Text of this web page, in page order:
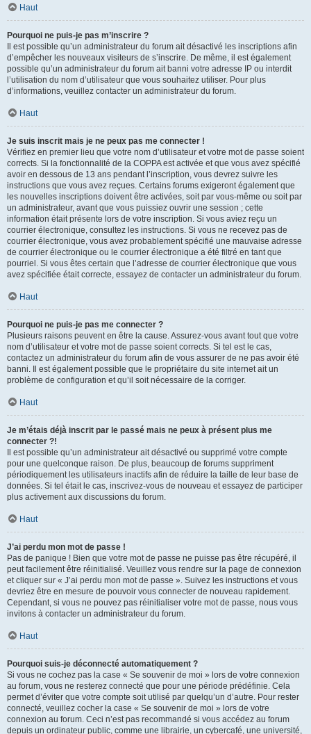
Haut
Pourquoi ne puis-je pas m’inscrire ?
Il est possible qu’un administrateur du forum ait désactivé les inscriptions afin
d’empêcher les nouveaux visiteurs de s’inscrire. De même, il est également
possible qu’un administrateur du forum ait banni votre adresse IP ou interdit
l’utilisation du nom d’utilisateur que vous souhaitez utiliser. Pour plus
d’informations, veuillez contacter un administrateur du forum.
Haut
Je suis inscrit mais je ne peux pas me connecter !
Vérifiez en premier lieu que votre nom d’utilisateur et votre mot de passe soient
corrects. Si la fonctionnalité de la COPPA est activée et que vous avez spécifié
avoir en dessous de 13 ans pendant l’inscription, vous devrez suivre les
instructions que vous avez reçues. Certains forums exigeront également que
les nouvelles inscriptions doivent être activées, soit par vous-même ou soit par
un administrateur, avant que vous puissiez ouvrir une session ; cette
information était présente lors de votre inscription. Si vous aviez reçu un
courrier électronique, consultez les instructions. Si vous ne recevez pas de
courrier électronique, vous avez probablement spécifié une mauvaise adresse
de courrier électronique ou le courrier électronique a été filtré en tant que
pourriel. Si vous êtes certain que l’adresse de courrier électronique que vous
avez spécifiée était correcte, essayez de contacter un administrateur du forum.
Haut
Pourquoi ne puis-je pas me connecter ?
Plusieurs raisons peuvent en être la cause. Assurez-vous avant tout que votre
nom d’utilisateur et votre mot de passe soient corrects. Si tel est le cas,
contactez un administrateur du forum afin de vous assurer de ne pas avoir été
banni. Il est également possible que le propriétaire du site internet ait un
problème de configuration et qu’il soit nécessaire de la corriger.
Haut
Je m’étais déjà inscrit par le passé mais ne peux à présent plus me
connecter ?!
Il est possible qu’un administrateur ait désactivé ou supprimé votre compte
pour une quelconque raison. De plus, beaucoup de forums suppriment
périodiquement les utilisateurs inactifs afin de réduire la taille de leur base de
données. Si tel était le cas, inscrivez-vous de nouveau et essayez de participer
plus activement aux discussions du forum.
Haut
J’ai perdu mon mot de passe !
Pas de panique ! Bien que votre mot de passe ne puisse pas être récupéré, il
peut facilement être réinitialisé. Veuillez vous rendre sur la page de connexion
et cliquer sur « J’ai perdu mon mot de passe ». Suivez les instructions et vous
devriez être en mesure de pouvoir vous connecter de nouveau rapidement.
Cependant, si vous ne pouvez pas réinitialiser votre mot de passe, nous vous
invitons à contacter un administrateur du forum.
Haut
Pourquoi suis-je déconnecté automatiquement ?
Si vous ne cochez pas la case « Se souvenir de moi » lors de votre connexion
au forum, vous ne resterez connecté que pour une période prédéfinie. Cela
permet d’éviter que votre compte soit utilisé par quelqu’un d’autre. Pour rester
connecté, veuillez cocher la case « Se souvenir de moi » lors de votre
connexion au forum. Ceci n’est pas recommandé si vous accédez au forum
depuis un ordinateur public, comme une librairie, un cybercafé, une université,